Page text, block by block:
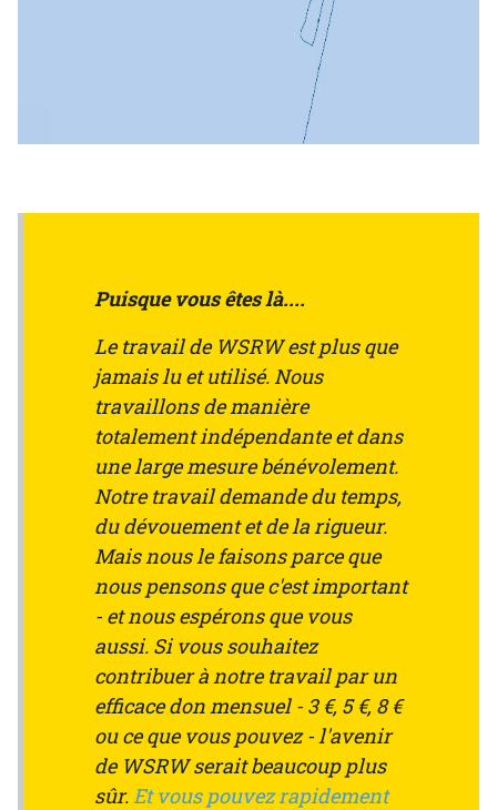
Puisque vous êtes là....
Le travail de WSRW est plus que
jamais lu et utilisé. Nous
travaillons de manière
totalement indépendante et dans
une large mesure bénévolement.
Notre travail demande du temps,
du dévouement et de la rigueur.
Mais nous le faisons parce que
nous pensons que c'est important
- et nous espérons que vous
aussi. Si vous souhaitez
contribuer à notre travail par un
efficace don mensuel - 3 €, 5 €, 8 €
ou ce que vous pouvez - l'avenir
de WSRW serait beaucoup plus
sûr. Et vous pouvez rapidement